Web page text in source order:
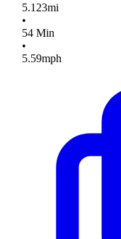
5.123mi
•
54Min
•
5.59mph